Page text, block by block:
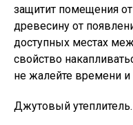
защитит помещения
древесину от
доступных местах
свойство
не жалейте времени и
Джутовый утеплитель.